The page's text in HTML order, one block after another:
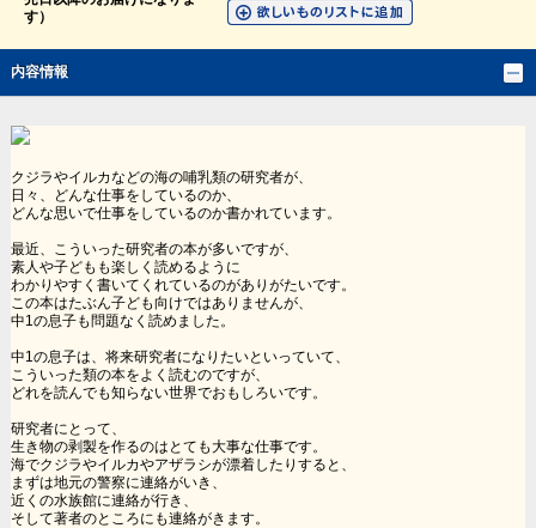
す）
内容情報
クジラやイルカなどの海の哺乳類の研究者が、
日々、どんな仕事をしているのか、
どんな思いで仕事をしているのか書かれています。
最近、こういった研究者の本が多いですが、
素人や子どもも楽しく読めるように
わかりやすく書いてくれているのがありがたいです。
この本はたぶん子ども向けではありませんが、
中1の息子も問題なく読めました。
中1の息子は、将来研究者になりたいといっていて、
こういった類の本をよく読むのですが、
どれを読んでも知らない世界でおもしろいです。
研究者にとって、
生き物の剥製を作るのはとても大事な仕事です。
海でクジラやイルカやアザラシが漂着したりすると、
まずは地元の警察に連絡がいき、
近くの水族館に連絡が行き、
そして著者のところにも連絡がきます。